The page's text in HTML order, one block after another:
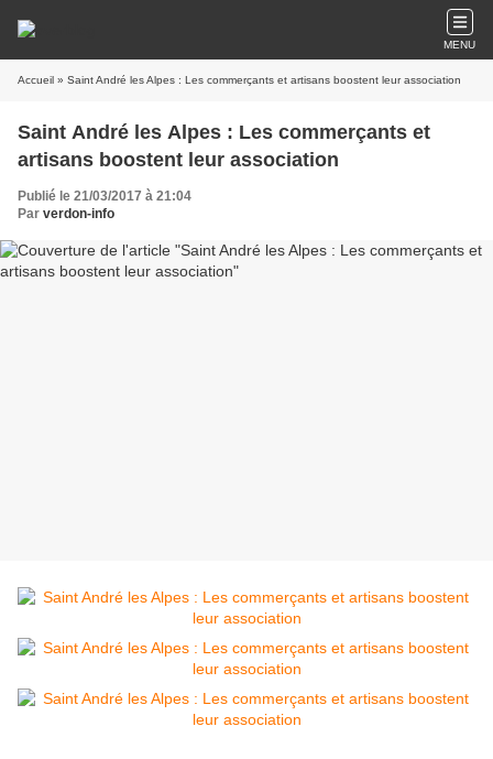
MENU
Accueil » Saint André les Alpes : Les commerçants et artisans boostent leur association
Saint André les Alpes : Les commerçants et
artisans boostent leur association
Publié le 21/03/2017 à 21:04
Par verdon-info